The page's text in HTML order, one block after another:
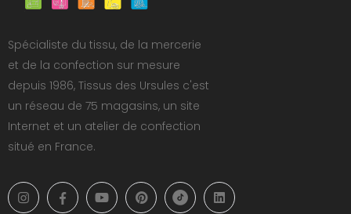
Spécialiste du tissu, de la mercerie
et de la confection sur mesure
depuis 1986, Tissus des Ursules c'est
un réseau de 75 magasins, un site
Internet et un atelier de confection
situé en France.